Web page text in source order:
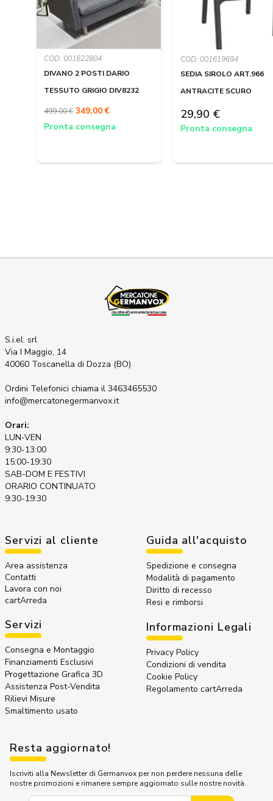
COD: 001622804
DIVANO 2 POSTI DARIO
TESSUTO GRIGIO DIV8232
499,00 € 349,00 €
Pronta consegna
COD: 001619694
SEDIA SIROLO ART.966
ANTRACITE SCURO
29,90 €
Pronta consegna
S.i.el. srl
Via I Maggio, 14
40060 Toscanella di Dozza (BO)
Ordini Telefonici chiama il 3463465530
info@mercatonegermanvox.it
Orari:
LUN-VEN
9:30-13:00
15:00-19:30
SAB-DOM E FESTIVI
ORARIO CONTINUATO
9:30-19:30
Servizi al cliente
Area assistenza
Contatti
Lavora con noi
cartArreda
Servizi
Consegna e Montaggio
Finanziamenti Esclusivi
Progettazione Grafica 3D
Assistenza Post-Vendita
Rilievi Misure
Smaltimento usato
Guida all'acquisto
Spedizione e consegna
Modalità di pagamento
Diritto di recesso
Resi e rimborsi
Informazioni Legali
Privacy Policy
Condizioni di vendita
Cookie Policy
Regolamento cartArreda
Resta aggiornato!
Iscriviti alla Newsletter di Germanvox per non perdere nessuna delle
nostre promozioni e rimanere sempre aggiornato sulle nostre novità.